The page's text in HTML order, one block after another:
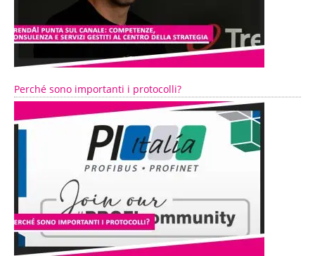
Perché sono importanti i protocolli?